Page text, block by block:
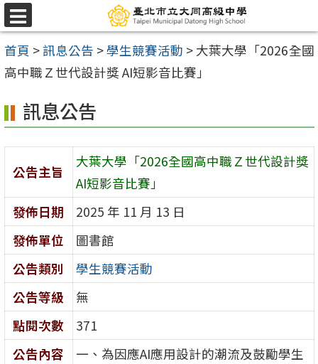
跳
至
主
要
容
區
選
單
首頁 >訊息公告 >學生競賽活動 > 大葉大學「2026全國
高中職Ｚ世代設計獎 AI短影音比賽」
訊息公告
公告主旨
大葉大學「2026全國高中職Ｚ世代設計獎
AI短影音比賽」
發佈日期
2025 年 11 月 13 日
發佈單位
圖書館
公告類別
學生競賽活動
公告等級
無
點閱次數
371
公告內容
一、為因應AI應用設計的潮流及鼓勵學生